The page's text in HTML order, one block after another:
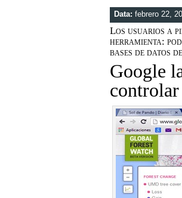
Data: febrero 22,
Los usuarios a
herramienta:
bases de datos
Google
controlar